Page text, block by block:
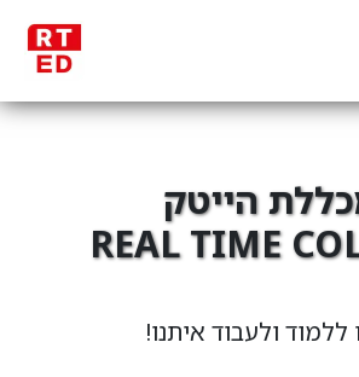
הייטק
REAL TIME
ללמוד ולעבוד איתנו!